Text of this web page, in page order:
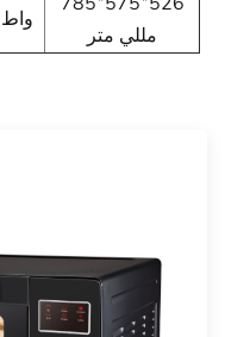
2800 واط
مللي متر